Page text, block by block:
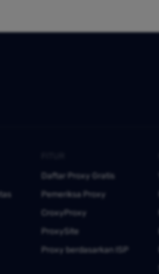
Daftar Proxy Gratis
Pemeriksa Proxy
CroxyProxy
ProxySite
Proxy berdasarkan ISP